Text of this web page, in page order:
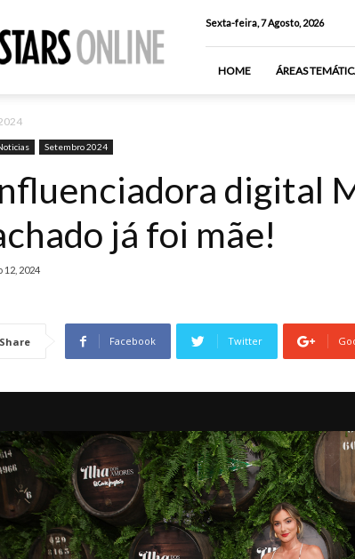
Sexta-feira, 7 Agosto, 2026
HOME ÁREAS
Setembro 2024
digital
já foi mãe!
12, 2024
Share Facebook Twitter